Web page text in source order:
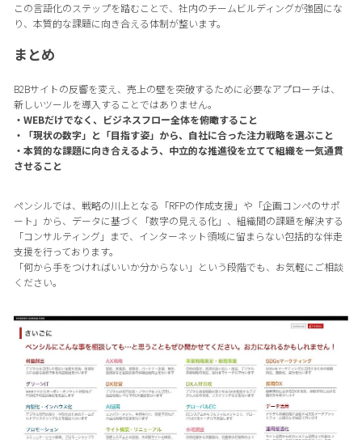
この言語化のステップを踏むことで、社内のチームビルディングが強固にな
り、本質的な課題に向き合える体制が整います。
まとめ
B2Bサイトの反響を変え、売上の壁を突破するために必要なアプローチは、
新しいツールを導入することではありません。
・WEBだけでなく、ビジネスフロー全体を俯瞰すること
・「現状の数字」と「目指す姿」から、自社に合った注力戦略を選ぶこと
・本質的な課題に向き合えるよう、中立的な推進役を立てて組織を一気通貫
させること
ペンシルでは、戦略の川上となる「RFPの作成支援」や「企画コンペのサポ
ート」から、データに基づく「数字の見える化」、組織間の課題を解決する
「コンサルティング」まで、インターネット領域に留まらない包括的な伴走
支援を行っております。
「何から手をつければいいか分からない」という段階でも、お気軽にご相談
ください。